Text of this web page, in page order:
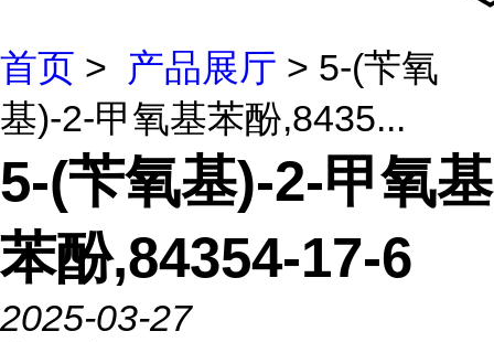
首页 > 产品展厅 > 5-(苄氧
基)-2-甲氧基苯酚,8435...
5-(苄氧基)-2-甲氧基
苯酚,84354-17-6
2025-03-27